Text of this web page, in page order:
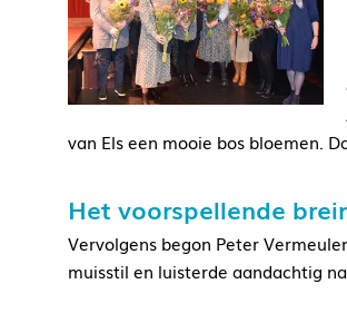
van Els een mooie bos bloemen.
Het voorspellende
Vervolgens begon Peter
muisstil en luisterde aandachtig